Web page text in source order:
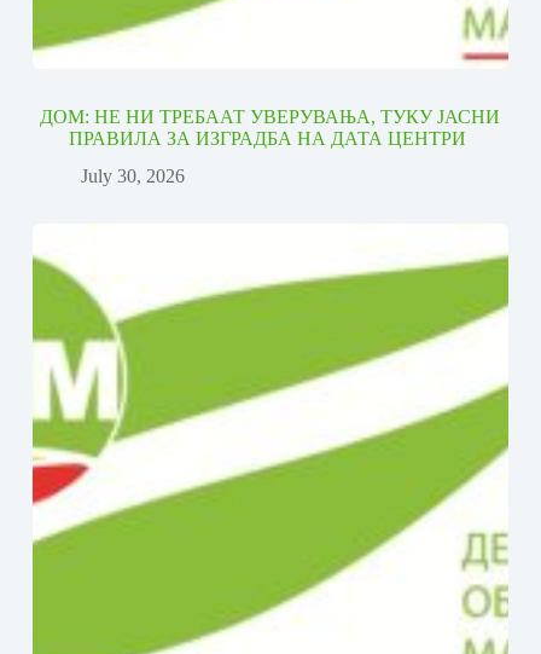
ДОМ: НЕ НИ ТРЕБААТ УВЕРУВАЊА, ТУКУ ЈАСНИ
ПРАВИЛА ЗА ИЗГРАДБА НА ДАТА ЦЕНТРИ
July 30, 2026